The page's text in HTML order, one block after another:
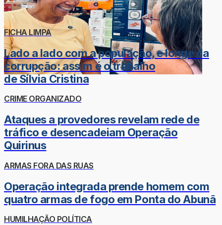
FICHA LIMPA
Lado a lado com a população, e longe da
corrupção: assim é o trabalho
de Sílvia Cristina
CRIME ORGANIZADO
Ataques a provedores revelam rede de
tráfico e desencadeiam Operação
Quirinus
ARMAS FORA DAS RUAS
Operação integrada prende homem com
quatro armas de fogo em Ponta do Abunã
HUMILHAÇÃO POLÍTICA